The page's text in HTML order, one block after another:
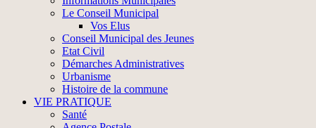
Le Conseil Municipal
Vos Elus
Conseil Municipal des Jeunes
Etat Civil
Démarches Administratives
Urbanisme
Histoire de la commune
VIE PRATIQUE
Santé